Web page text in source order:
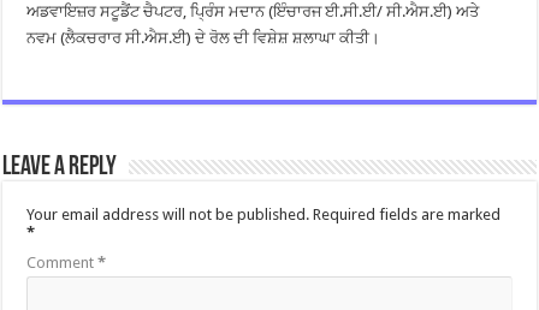
ਅਡਵਾਇਜ਼ਰ ਸਟੂਡੈਂਟ ਚੈਪਟਰ, ਪ੍ਰਿੰਸ ਮਦਾਨ (ਇੰਚਾਰਜ ਈ.ਸੀ.ਈ/ ਸੀ.ਐਸ.ਈ) ਅਤੇ
ਨਵਮ (ਲੈਕਚਰਾਰ ਸੀ.ਐਸ.ਈ) ਦੇ ਰੋਲ ਦੀ ਵਿਸ਼ੇਸ਼ ਸ਼ਲਾਘਾ ਕੀਤੀ।
Leave a Reply
Your email address will not be published. Required fields are marked
*
Comment*